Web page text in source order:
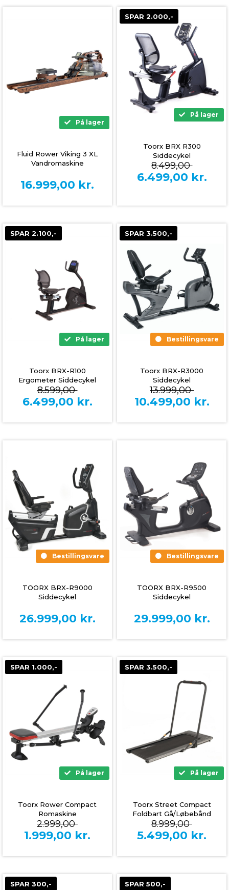
På lager
Fluid Rower Viking 3 XL
Vandromaskine
16.999,00 kr.
SPAR 2.000,-
På lager
Toorx BRX R300
Siddecykel
8.499,00
6.499,00 kr.
SPAR 2.100,-
På lager
Toorx BRX-R100
Ergometer Siddecykel
8.599,00
6.499,00 kr.
SPAR 3.500,-
Bestillingsvare
Toorx BRX-R3000
Siddecykel
13.999,00
10.499,00 kr.
Bestillingsvare
TOORX BRX-R9000
Siddecykel
26.999,00 kr.
Bestillingsvare
TOORX BRX-R9500
Siddecykel
29.999,00 kr.
SPAR 1.000,-
På lager
Toorx Rower Compact
Romaskine
2.999,00
1.999,00 kr.
SPAR 3.500,-
På lager
Toorx Street Compact
Foldbart Gå/Løbebånd
(Sort)
8.999,00
5.499,00 kr.
SPAR 300,- SPAR 500,-